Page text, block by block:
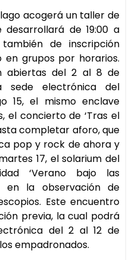
acogerá un taller de
de 19:00 a
de inscripción
en grupos por horarios.
abiertas del 2 al 8 de
electrónica del
15, el mismo enclave
el concierto de ‘Tras el
completar aforo, que
pop y rock de ahora y
17, el solarium del
‘Verano bajo las
en la observación de
Este encuentro
previa, la cual podrá
del 2 al 12 de
empadronados.